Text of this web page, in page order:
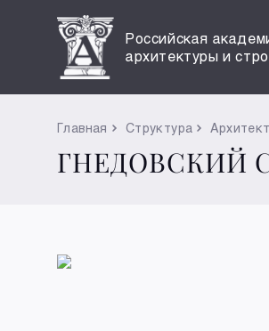
Российская
архитектуры и
Главная Структура
ГНЕДОВСКИЙ